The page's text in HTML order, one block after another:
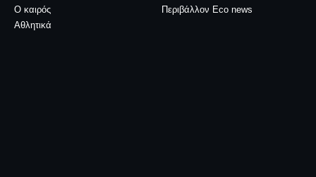
Ο καιρός
Περιβάλλον Eco news
Αθλητικά